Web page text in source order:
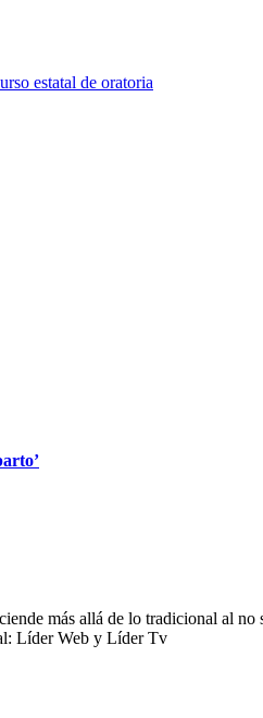
estatal de oratoria
más allá de lo tradicional al
Líder Web y Líder Tv